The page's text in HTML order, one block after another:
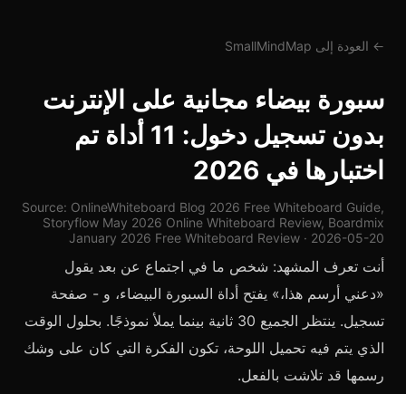
← العودة إلى SmallMindMap
سبورة بيضاء مجانية على الإنترنت
بدون تسجيل دخول: 11 أداة تم
اختبارها في 2026
Source: OnlineWhiteboard Blog 2026 Free Whiteboard Guide,
Storyflow May 2026 Online Whiteboard Review, Boardmix
January 2026 Free Whiteboard Review · 2026-05-20
أنت تعرف المشهد: شخص ما في اجتماع عن بعد يقول
«دعني أرسم هذا،» يفتح أداة السبورة البيضاء، و - صفحة
تسجيل. ينتظر الجميع 30 ثانية بينما يملأ نموذجًا. بحلول الوقت
الذي يتم فيه تحميل اللوحة، تكون الفكرة التي كان على وشك
رسمها قد تلاشت بالفعل.